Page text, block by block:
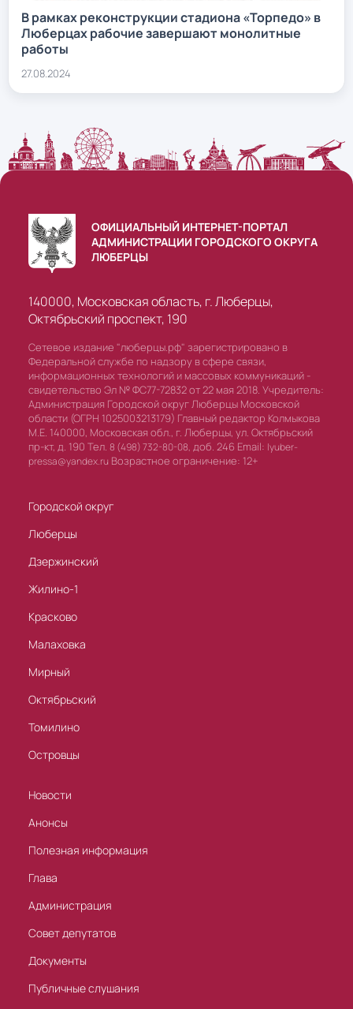
В рамках реконструкции стадиона «Торпедо» в
Люберцах рабочие завершают монолитные
работы
27.08.2024
ОФИЦИАЛЬНЫЙ ИНТЕРНЕТ-ПОРТАЛ
АДМИНИСТРАЦИИ ГОРОДСКОГО ОКРУГА
ЛЮБЕРЦЫ
140000, Московская область, г. Люберцы,
Октябрьский проспект, 190
Сетевое издание "люберцы.рф" зарегистрировано в
Федеральной службе по надзору в сфере связи,
информационных технологий и массовых коммуникаций -
свидетельство Эл № ФС77-72832 от 22 мая 2018. Учредитель:
Администрация Городской округ Люберцы Московской
области (ОГРН 1025003213179) Главный редактор Колмыкова
М.Е. 140000, Московская обл., г. Люберцы, ул. Октябрьский
пр-кт, д. 190 Тел. 8 (498) 732-80-08, доб. 246 Email: lyuber-
pressa@yandex.ru Возрастное ограничение: 12+
Городской округ
Люберцы
Дзержинский
Жилино-1
Красково
Малаховка
Мирный
Октябрьский
Томилино
Островцы
Новости
Анонсы
Полезная информация
Глава
Администрация
Совет депутатов
Документы
Публичные слушания